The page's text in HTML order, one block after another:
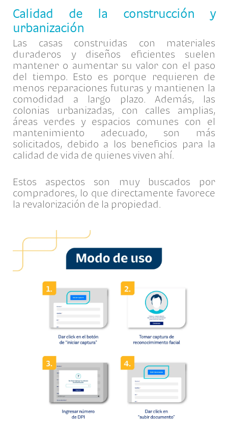
Calidad de la construcción y
urbanización
Las casas construidas con materiales
duraderos y diseños eficientes suelen
mantener o aumentar su valor con el paso
del tiempo. Esto es porque requieren de
menos reparaciones futuras y mantienen la
comodidad a largo plazo. Además, las
colonias urbanizadas, con calles amplias,
áreas verdes y espacios comunes con el
mantenimiento adecuado, son más
solicitados, debido a los beneficios para la
calidad de vida de quienes viven ahí.
Estos aspectos son muy buscados por
compradores, lo que directamente favorece
la revalorización de la propiedad.